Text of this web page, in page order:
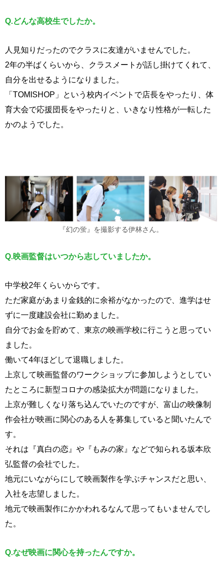
Q.どんな高校生でしたか。
人見知りだったのでクラスに友達がいませんでした。
2年の半ばくらいから、クラスメートが話し掛けてくれて、
自分を出せるようになりました。
「TOMISHOP」という校内イベントで店長をやったり、体
育大会で応援団長をやったりと、いきなり性格が一転した
かのようでした。
『幻の蛍』を撮影する伊林さん。
Q.映画監督はいつから志していましたか。
中学校2年くらいからです。
ただ家庭があまり金銭的に余裕がなかったので、進学はせ
ずに一度建設会社に勤めました。
自分でお金を貯めて、東京の映画学校に行こうと思ってい
ました。
働いて4年ほどして退職しました。
上京して映画監督のワークショップに参加しようとしてい
たところに新型コロナの感染拡大が問題になりました。
上京が難しくなり落ち込んでいたのですが、富山の映像制
作会社が映画に関心のある人を募集していると聞いたんで
す。
それは『真白の恋』や『もみの家』などで知られる坂本欣
弘監督の会社でした。
地元にいながらにして映画製作を学ぶチャンスだと思い、
入社を志望しました。
地元で映画製作にかかわれるなんて思ってもいませんでし
た。
Q.なぜ映画に関心を持ったんですか。